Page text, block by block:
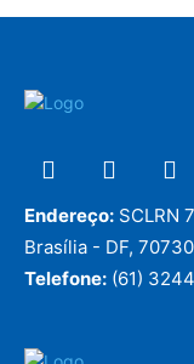
Endereço: SCLRN
Brasília - DF,
Telefone: (61)